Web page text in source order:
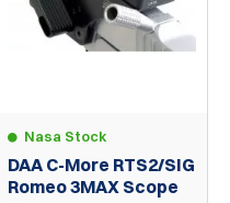
Nasa Stock
DAA C-More RTS2/SIG
Romeo 3MAX Scope